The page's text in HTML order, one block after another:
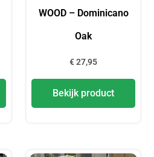
WOOD – Dominicano
Oak
€27,95
Bekijk product